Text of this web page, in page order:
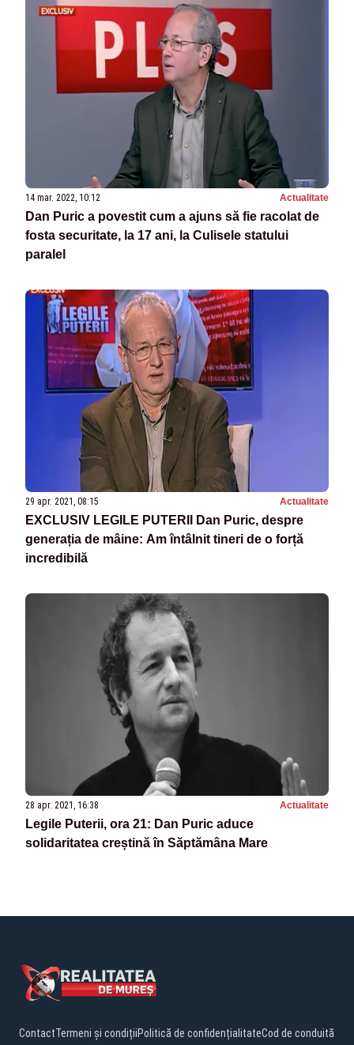
14 mar. 2022, 10:12 Actualitate
Dan Puric a povestit cum a ajuns să fie racolat de
fosta securitate, la 17 ani, la Culisele statului
paralel
29 apr. 2021, 08:15 Actualitate
EXCLUSIV LEGILE PUTERII Dan Puric, despre
generația de mâine: Am întâlnit tineri de o forță
incredibilă
28 apr. 2021, 16:38 Actualitate
Legile Puterii, ora 21: Dan Puric aduce
solidaritatea creștină în Săptămâna Mare
ContactTermeni și condițiiPolitică de confidențialitateCod de conduită